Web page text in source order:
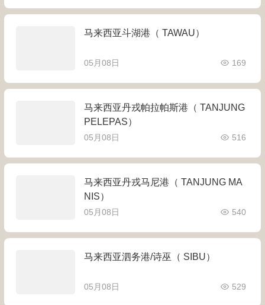
马来西亚斗湖港（ TAWAU）
05月08日 169
马来西亚丹戎帕拉帕斯港（ TANJUNG
PELEPAS）
05月08日 516
马来西亚丹戎马尼港（ TANJUNG MA
NIS）
05月08日 540
马来西亚泗务港/诗巫（ SIBU）
05月08日 529